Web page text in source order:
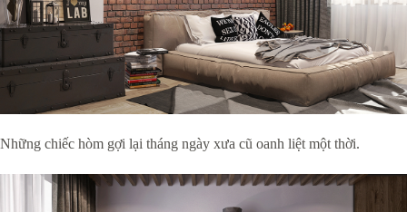
Những chiếc hòm gợi lại tháng ngày xưa cũ oanh liệt một thời.